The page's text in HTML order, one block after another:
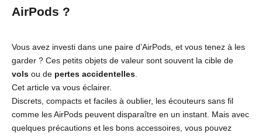
AirPods ?
Vous avez investi dans une paire d’AirPods, et vous tenez à les
garder ? Ces petits objets de valeur sont souvent la cible de
vols ou de pertes accidentelles
Cet article va vous éclairer.
Discrets, compacts et faciles à oublier, les écouteurs sans fil
comme les AirPods peuvent disparaître en un instant. Mais avec
quelques précautions et les bons accessoires, vous pouvez